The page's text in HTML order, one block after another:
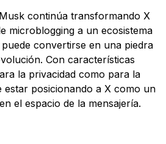
continúa transformando X
microblogging a un ecosistema
convertirse en una piedra
Con características
la privacidad como para la
estar posicionando a X como un
el espacio de la mensajería.